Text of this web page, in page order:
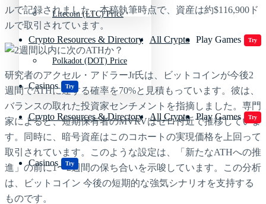
Crypto Resources & Directory All Crypto Play Games Try
Casinos Try
Litecoin (LTC) Price
Polkadot (DOT) Price
Crypto Resources & Directory All Crypto Play Games Try
Casinos Try
ルで記録されました。本稿執筆時点で、資産は約$116,900ド
ルで取引されています。
研究者のアクセル・アドラーJr氏は、ビットコインが今後2
週間でATHに達する確率を70%と見積もっています。彼は、
バランスの取れた投資家センチメントを指摘しました。専門
家によると、短期保有者のMVRVはゼロ付近で推移していま
す。同時に、暗号資産はこのコホートの実現価格を上回って
取引されています。このような設定は、「新たなATHへの推
進」の前に1〜2週間の保ち合いを示唆しています。この分析
は、ビットコイン 今後の短期的な強気シナリオを支持する
ものです。